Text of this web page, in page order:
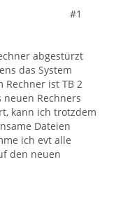
#1
abgestürzt
das System
ist TB 2
Rechners
kann ich trotzdem
Dateien
ich evt alle
den neuen